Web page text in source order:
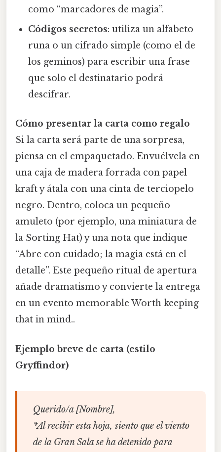
como “marcadores de magia”.
Códigos secretos: utiliza un alfabeto
runa o un cifrado simple (como el de
los geminos) para escribir una frase
que solo el destinatario podrá
descifrar.
Cómo presentar la carta como regalo
Si la carta será parte de una sorpresa,
piensa en el empaquetado. Envuélvela en
una caja de madera forrada con papel
kraft y átala con una cinta de terciopelo
negro. Dentro, coloca un pequeño
amuleto (por ejemplo, una miniatura de
la Sorting Hat) y una nota que indique
“Abre con cuidado; la magia está en el
detalle”. Este pequeño ritual de apertura
añade dramatismo y convierte la entrega
en un evento memorable Worth keeping
that in mind..
Ejemplo breve de carta (estilo
Gryffindor)
Querido/a [Nombre],
*Al recibir esta hoja, siento que el viento
de la Gran Sala se ha detenido para